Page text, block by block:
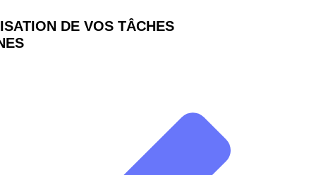
DE VOS TÂCHES